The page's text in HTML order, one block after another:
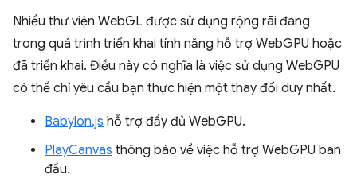
Nhiều thư viện WebGL được sử dụng rộng rãi đang
trong quá trình triển khai tính năng hỗ trợ WebGPU hoặc
đã triển khai. Điều này có nghĩa là việc sử dụng WebGPU
có thể chỉ yêu cầu bạn thực hiện một thay đổi duy nhất.
Babylon.js hỗ trợ đầy đủ WebGPU.
PlayCanvas thông báo về việc hỗ trợ WebGPU ban
đầu.